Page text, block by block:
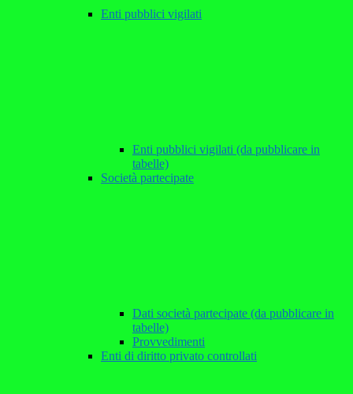
Enti pubblici vigilati
Enti pubblici vigilati (da pubblicare in
tabelle)
Società partecipate
Dati società partecipate (da pubblicare in
tabelle)
Provvedimenti
Enti di diritto privato controllati